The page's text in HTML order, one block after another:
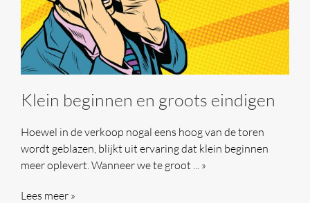
Klein beginnen en groots eindigen
Hoewel in de verkoop nogal eens hoog van de toren
wordt geblazen, blijkt uit ervaring dat klein beginnen
meer oplevert. Wanneer we te groot ... »
Lees meer »